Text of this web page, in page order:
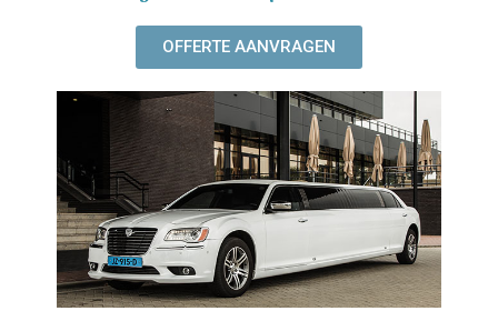
OFFERTE AANVRAGEN